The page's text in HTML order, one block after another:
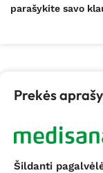
parašykite savo
Prekės
Šildanti